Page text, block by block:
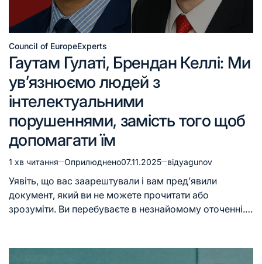
Council of EuropeExperts
Гаутам Гулаті, Брендан Келлі: Ми
ув’язнюємо людей з
інтелектуальними
порушеннями, замість того щоб
допомагати їм
1 хв читання Оприлюднено07.11.2025 відyagunov
Уявіть, що вас заарештували і вам пред’явили
документ, який ви не можете прочитати або
зрозуміти. Ви перебуваєте в незнайомому оточенні.…